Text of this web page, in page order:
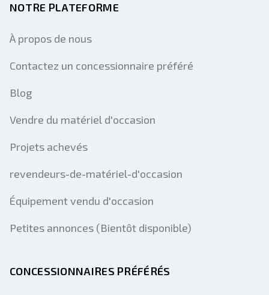
NOTRE PLATEFORME
À propos de nous
Contactez un concessionnaire préféré
Blog
Vendre du matériel d'occasion
Projets achevés
revendeurs-de-matériel-d'occasion
Équipement vendu d'occasion
Petites annonces (Bientôt disponible)
CONCESSIONNAIRES PRÉFÉRÉS